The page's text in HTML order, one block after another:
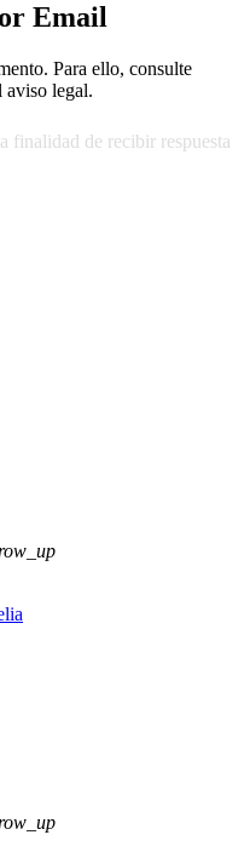
Email
Para ello, consulte
aviso legal.
finalidad de recibir respuesta